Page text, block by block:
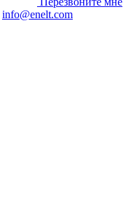
info@enelt.com